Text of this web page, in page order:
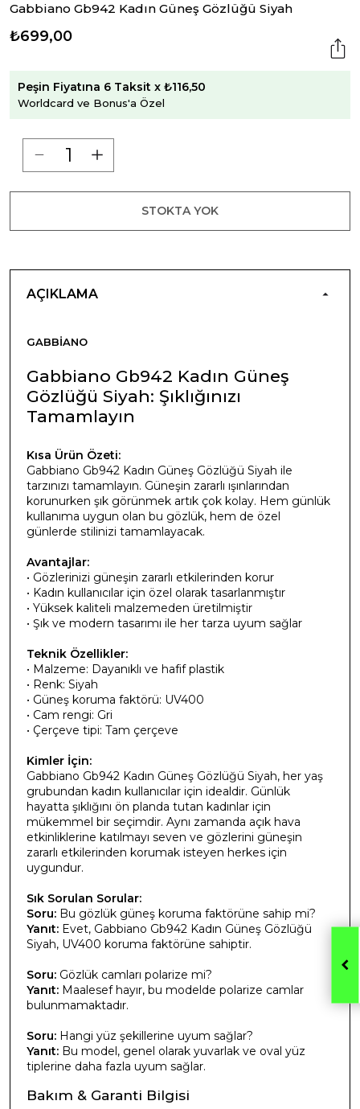
Gabbiano Gb942 Kadın Güneş Gözlüğü Siyah
₺699,00
Peşin Fiyatına 6 Taksit x ₺116,50
Worldcard ve Bonus'a Özel
STOKTA YOK
AÇIKLAMA
GABBIANO
Gabbiano Gb942 Kadın Güneş
Gözlüğü Siyah: Şıklığınızı
Tamamlayın
Kısa Ürün Özeti:
Gabbiano Gb942 Kadın Güneş Gözlüğü Siyah ile
tarzınızı tamamlayın. Güneşin zararlı ışınlarından
korunurken şık görünmek artık çok kolay. Hem günlük
kullanıma uygun olan bu gözlük, hem de özel
günlerde stilinizi tamamlayacak.
Avantajlar:
• Gözlerinizi güneşin zararlı etkilerinden korur
• Kadın kullanıcılar için özel olarak tasarlanmıştır
• Yüksek kaliteli malzemeden üretilmiştir
• Şık ve modern tasarımı ile her tarza uyum sağlar
Teknik Özellikler:
• Malzeme: Dayanıklı ve hafif plastik
• Renk: Siyah
• Güneş koruma faktörü: UV400
• Cam rengi: Gri
• Çerçeve tipi: Tam çerçeve
Kimler İçin:
Gabbiano Gb942 Kadın Güneş Gözlüğü Siyah, her yaş
grubundan kadın kullanıcılar için idealdir. Günlük
hayatta şıklığını ön planda tutan kadınlar için
mükemmel bir seçimdir. Aynı zamanda açık hava
etkinliklerine katılmayı seven ve gözlerini güneşin
zararlı etkilerinden korumak isteyen herkes için
uygundur.
Sık Sorulan Sorular:
Soru: Bu gözlük güneş koruma faktörüne sahip mi?
Yanıt: Evet, Gabbiano Gb942 Kadın Güneş Gözlüğü
Siyah, UV400 koruma faktörüne sahiptir.
Soru: Gözlük camları polarize mi?
Yanıt: Maalesef hayır, bu modelde polarize camlar
bulunmamaktadır.
Soru: Hangi yüz şekillerine uyum sağlar?
Yanıt: Bu model, genel olarak yuvarlak ve oval yüz
tiplerine daha fazla uyum sağlar.
Bakım & Garanti Bilgisi